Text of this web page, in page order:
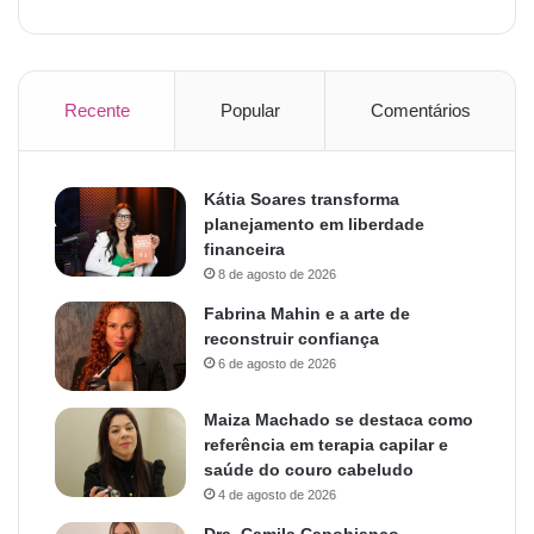
Recente Popular Comentários
Kátia Soares transforma
planejamento em liberdade
financeira
8 de agosto de 2026
Fabrina Mahin e a arte de
reconstruir confiança
6 de agosto de 2026
Maiza Machado se destaca como
referência em terapia capilar e
saúde do couro cabeludo
4 de agosto de 2026